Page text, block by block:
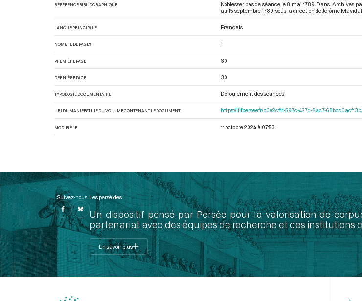
RÉFÉRENCE BIBLIOGRAPHIQUE
Noblesse : pas de séance le 8 mai 1789. Dans :
au 15 septembre 1789 , sous la direction de Jérôme
LANGUE PRINCIPALE Français
NOMBRE DE PAGES 1
PREMIÈRE PAGE 30
DERNIÈRE PAGE 30
TYPOLOGIE DOCUMENTAIRE Déroulement des séances
URI DU MANIFEST IIIF DU VOLUME CONTENANT LE DOCUMENT https://iiif.persee.fr/b0e2cf11-597c-427d-8ac7-
MODIFIÉ LE 11 octobre 2024 à 07:53
Suivez-nous Les perséides
Un dispositif pensé par Persée pour la valorisation de
partenariat avec des équipes de recherche et des institutions
En savoir plus